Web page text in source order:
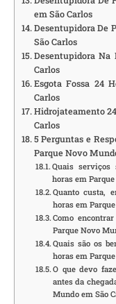
em São Carlos
Desentupidora De
São Carlos
Desentupidora
Carlos
Esgota Fossa 24
Carlos
Hidrojateamento
Carlos
5 Perguntas e
Parque Novo
Quais serviços
horas em
Quanto custa,
horas em
Como
Parque Novo
Quais são os
horas em
O que devo
antes da
Mundo em São